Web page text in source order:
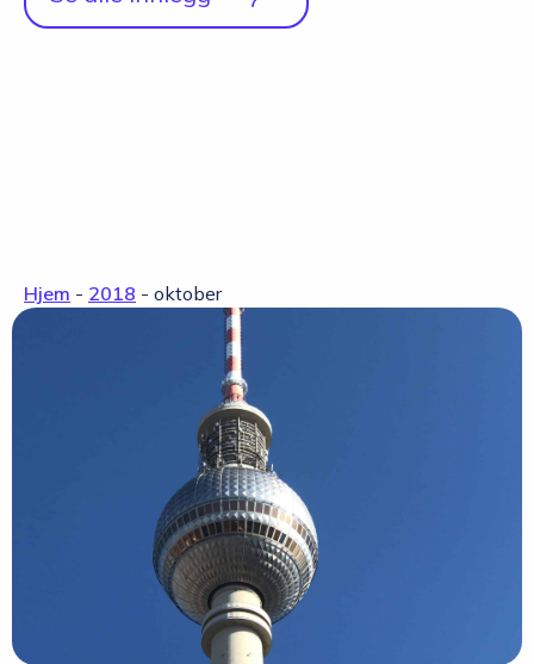
Hjem - 2018 - oktober